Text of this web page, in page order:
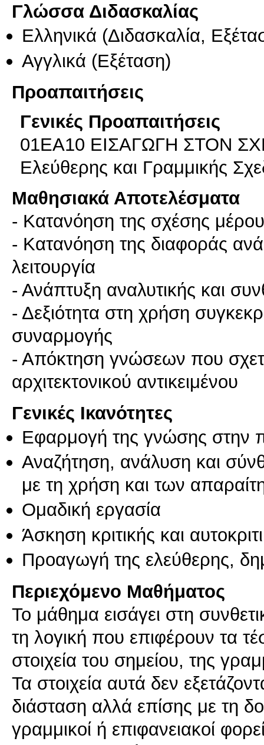
Γλώσσα Διδασκαλίας
Ελληνικά (Διδασκαλία,
Αγγλικά (Εξέταση)
Προαπαιτήσεις
Γενικές Προαπαιτήσεις
01EA10 ΕΙΣΑΓΩΓΗ ΣΤΟΝ
Ελεύθερης και Γραμμικής
Μαθησιακά Αποτελέσματα
- Κατανόηση της σχέσης
- Κατανόηση της διαφοράς
λειτουργία
- Ανάπτυξη αναλυτικής και
- Δεξιότητα στη χρήση
συναρμογής
- Απόκτηση γνώσεων που
Γενικές Ικανότητες
Εφαρμογή της γνώσης στην
Αναζήτηση, ανάλυση και
με τη χρήση και των
Ομαδική εργασία
Άσκηση κριτικής και
Προαγωγή της ελεύθερης,
Περιεχόμενο Μαθήματος
Το μάθημα εισάγει στη
τη λογική που επιφέρουν τα
στοιχεία του σημείου, της
Τα στοιχεία αυτά δεν
διάσταση αλλά επίσης με τη
γραμμικοί ή επιφανειακοί